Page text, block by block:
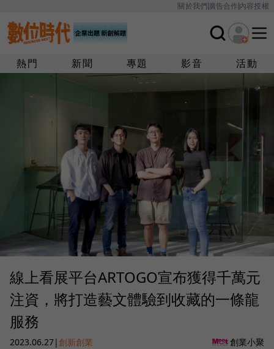
關於我們廣告合作內容授權
熱門 新聞 專題 影音 活動
線上看展平台ARTOGO宣布獲得千萬元
注資，將打造藝文體驗到收藏的一條龍
服務
2023.06.27|創新創業 創業小聚